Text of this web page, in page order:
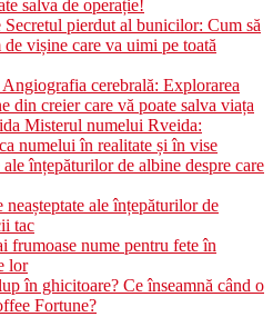
salva de operație!
Secretul pierdut al bunicilor: Cum să
vișine care va uimi pe toată
Angiografia cerebrală: Explorarea
din creier care vă poate salva viața
Misterul numelui Rveida:
numelui în realitate și în vise
ale înțepăturilor de
tac
frumoase nume pentru fete în
lor
în ghicitoare? Ce înseamnă când o
Fortune?